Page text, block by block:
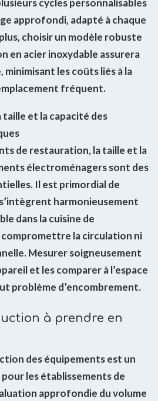
cycles personnalisables
approfondi, adapté à chaque
choisir un modèle robuste
en acier inoxydable assurera
les coûts liés à la
fréquent.
et la capacité des
de restauration, la taille et la
électroménagers sont des
Il est primordial de
harmonieusement
dans la cuisine de
compromettre la circulation ni
Mesurer soigneusement
et les comparer à l’espace
problème d’encombrement.
à prendre en
des équipements est un
les établissements de
approfondie du volume